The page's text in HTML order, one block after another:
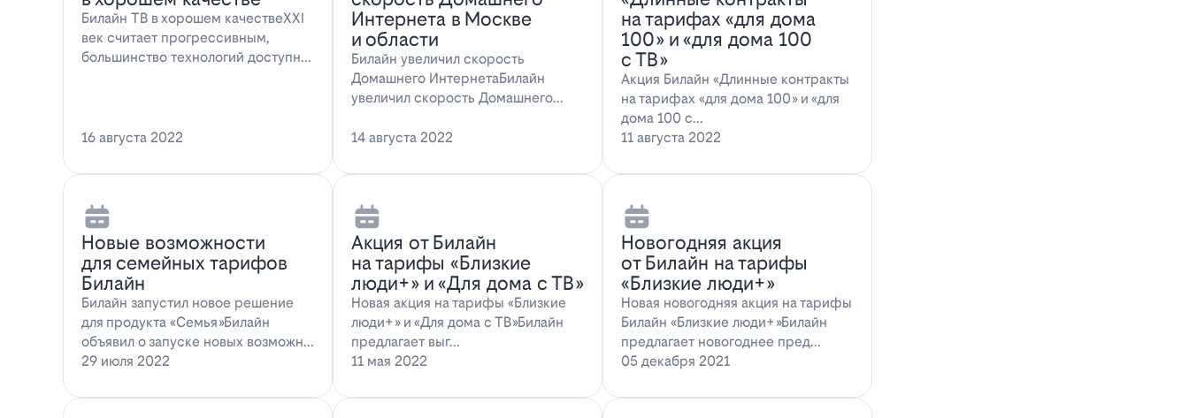
Билайн ТВ в хорошем качествеXXI
век считает прогрессивным,
большинство технологий доступны
16 августа 2022
Интернета в Москве
и области
Билайн увеличил скорость
Домашнего ИнтернетаБилайн
увеличил скорость Домашнего
14 августа 2022
на тарифах «для дома
100» и «для дома 100
с ТВ»
Акция Билайн «Длинные контракты
на тарифах «для дома 100» и «для
дома 100 с…
11 августа 2022
Новые возможности
для семейных тарифов
Билайн
Билайн запустил новое решение
для продукта «Семья»Билайн
объявил о запуске новых возможн…
29 июля 2022
Акция от Билайн
на тарифы «Близкие
люди+» и «Для дома с ТВ»
Новая акция на тарифы «Близкие
люди+» и «Для дома с ТВ»Билайн
предлагает выг…
11 мая 2022
Новогодняя акция
от Билайн на тарифы
«Близкие люди+»
Новая новогодняя акция на тарифы
Билайн «Близкие люди+»Билайн
предлагает новогоднее пред…
05 декабря 2021